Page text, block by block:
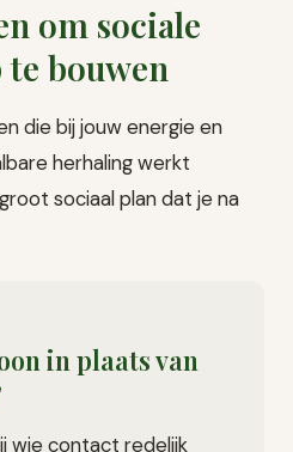
om sociale
bouwen
die bij jouw energie en
herhaling werkt
sociaal plan dat je na
in plaats van
wie contact redelijk